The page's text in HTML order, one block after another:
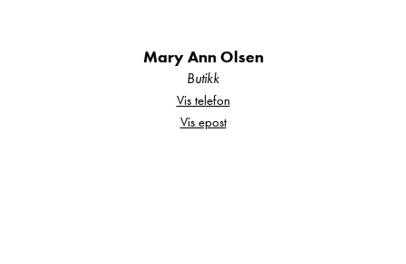
Mary Ann Olsen
Butikk
Vis telefon
Vis epost